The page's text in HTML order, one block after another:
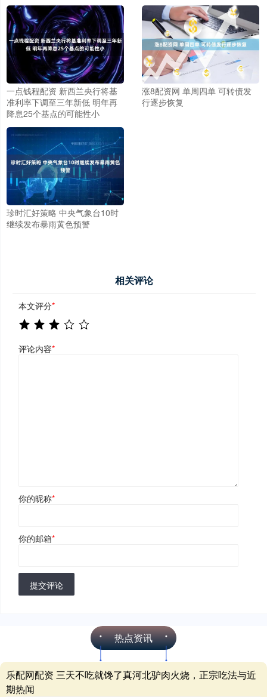
一点钱程配资 新西兰央行将基
准利率下调至三年新低 明年再
降息25个基点的可能性小
涨8配资网 单周四单 可转债发
行逐步恢复
珍时汇好策略 中央气象台10时
继续发布暴雨黄色预警
相关评论
本文评分*
评论内容*
你的昵称*
你的邮箱*
提交评论
热点资讯
乐配网配资 三天不吃就馋了真河北驴肉火烧，正宗吃法与近
期热闻